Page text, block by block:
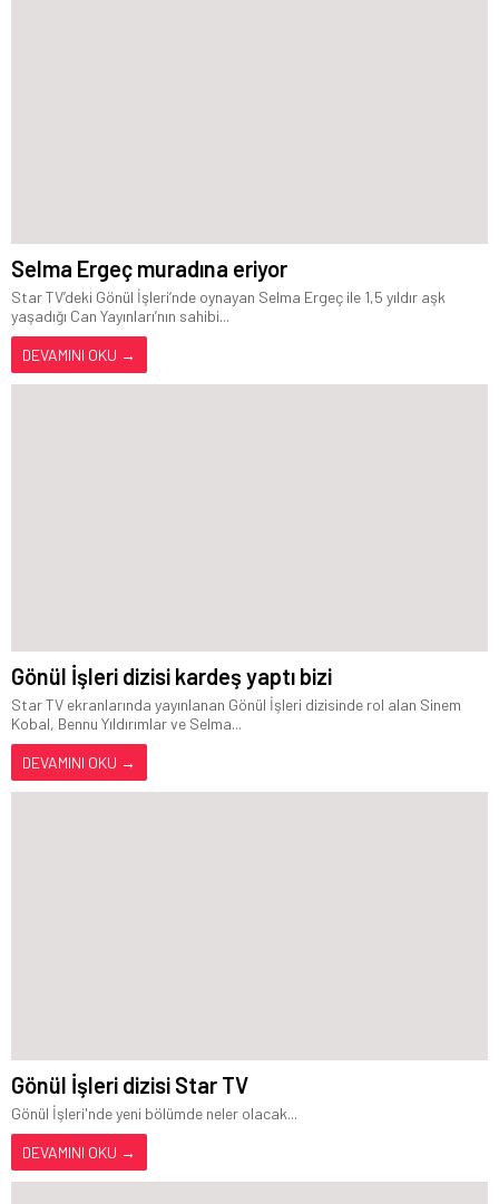
Selma Ergeç muradına eriyor
Star TV’deki Gönül İşleri’nde oynayan Selma Ergeç ile 1,5 yıldır aşk
yaşadığı Can Yayınları’nın sahibi...
DEVAMINI OKU →
Gönül İşleri dizisi kardeş yaptı bizi
Star TV ekranlarında yayınlanan Gönül İşleri dizisinde rol alan Sinem
Kobal, Bennu Yıldırımlar ve Selma...
DEVAMINI OKU →
Gönül İşleri dizisi Star TV
Gönül İşleri'nde yeni bölümde neler olacak...
DEVAMINI OKU →